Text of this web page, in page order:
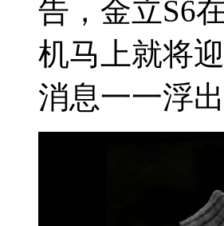
告，金立S6
机马上就将
消息一一浮